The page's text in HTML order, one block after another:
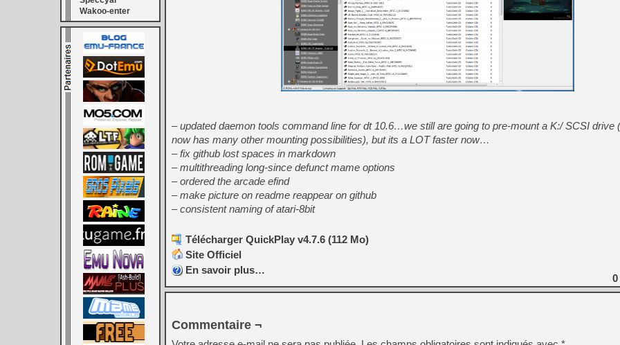
[GK] Résultats Nintendo :
[GK] Déjà des
[Mo5] Brickboy cherche à
[GK] Minecraft et ses «
[GK] Beast of
[GK] Ubisoft : fin de partie
[GK] Mémoire cash -
[GK] Dan Houser (GTA)
[GK] Comment EA Sports
[GK] Crimson Moon : un
[GK] Isle of Reveries : le
[GK] Moonlighter 2 : The
[GK] Capcom relance
[GK] Guillermo del Toro
Wakoo-enter
– updated daemon tools command line for dt 10.6…we still are going to pre-mount a K:/ SCSI drive
now has many other mounting possibilities), but its a LOT faster now…
– fix github lost spaces in markdown
– multithreading long-since defunct mame options
– ordered the arcade efind
– make picture on readme reappear on github
– consistent naming of atari-8bit
Télécharger QuickPlay v4.7.6 (112 Mo)
Site Officiel
En savoir plus…
0
Commentaire ¬